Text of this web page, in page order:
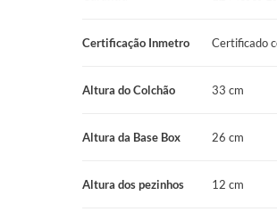
precisa virar o colchão. Basta girá-lo
Certificação Inmetro (Portaria Nº 75/
Certificação Inmetro Certificado
Altura do Colchão 33 cm
Altura da Base Box 26 cm
Altura dos pezinhos 12 cm